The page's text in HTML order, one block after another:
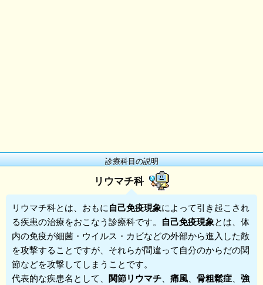
診療科目の説明
リウマチ科
リウマチ科とは、おもに自己免疫現象によって引き起こされ
る疾患の治療をおこなう診療科です。 自己免疫現象とは、体
内の免疫が細菌・ウイルス・カビなどの外部から進入した敵
を攻撃することですが、それらが間違って自分のからだの関
節などを攻撃してしまうことです。
代表的な疾患名として、 関節リウマチ 痛風 骨粗鬆症
強